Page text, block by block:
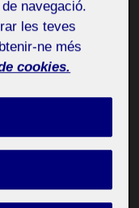
soc per al món
perfils de les
quan era
dels meus
uns anys, ja que
ha molt on
publciar
del meu voltant
navegació.
les teves
ne més
cookies.